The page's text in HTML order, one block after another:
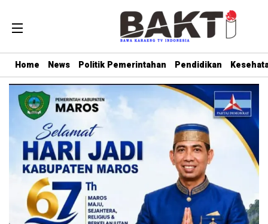
Home News Politik Pemerintahan Pendidikan